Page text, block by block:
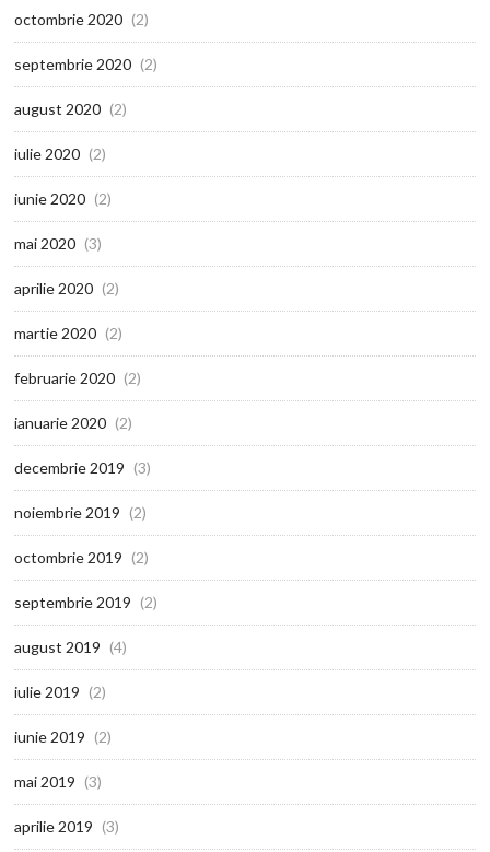
octombrie 2020 (2)
septembrie 2020 (2)
august 2020 (2)
iulie 2020 (2)
iunie 2020 (2)
mai 2020 (3)
aprilie 2020 (2)
martie 2020 (2)
februarie 2020 (2)
ianuarie 2020 (2)
decembrie 2019 (3)
noiembrie 2019 (2)
octombrie 2019 (2)
septembrie 2019 (2)
august 2019 (4)
iulie 2019 (2)
iunie 2019 (2)
mai 2019 (3)
aprilie 2019 (3)